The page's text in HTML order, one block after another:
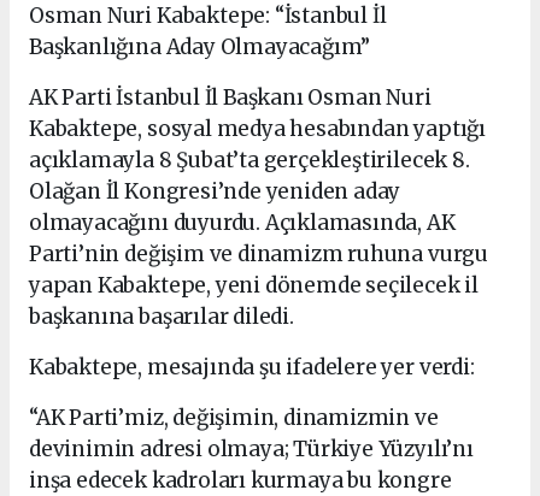
Osman Nuri Kabaktepe: “İstanbul İl
Başkanlığına Aday Olmayacağım”
AK Parti İstanbul İl Başkanı Osman Nuri
Kabaktepe, sosyal medya hesabından yaptığı
açıklamayla 8 Şubat’ta gerçekleştirilecek 8.
Olağan İl Kongresi’nde yeniden aday
olmayacağını duyurdu. Açıklamasında, AK
Parti’nin değişim ve dinamizm ruhuna vurgu
yapan Kabaktepe, yeni dönemde seçilecek il
başkanına başarılar diledi.
Kabaktepe, mesajında şu ifadelere yer verdi:
“AK Parti’miz, değişimin, dinamizmin ve
devinimin adresi olmaya; Türkiye Yüzyılı’nı
inşa edecek kadroları kurmaya bu kongre